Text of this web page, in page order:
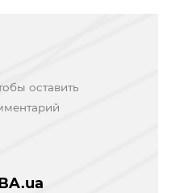
оставить